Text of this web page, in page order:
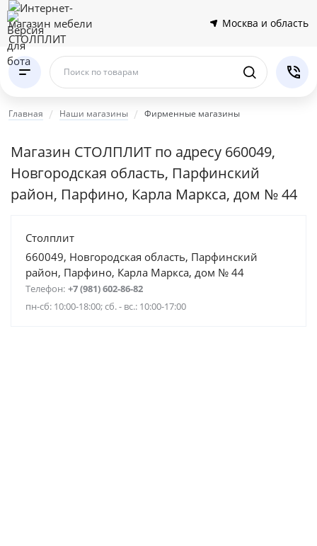
Москва и область
Поиск по товарам
Главная Наши магазины Фирменные магазины
Магазин СТОЛПЛИТ по адресу 660049,
Новгородская область, Парфинский
район, Парфино, Карла Маркса, дом № 44
Столплит
660049, Новгородская область, Парфинский
район, Парфино, Карла Маркса, дом № 44
Телефон: +7 (981) 602-86-82
пн-сб: 10:00-18:00; сб. - вс.: 10:00-17:00